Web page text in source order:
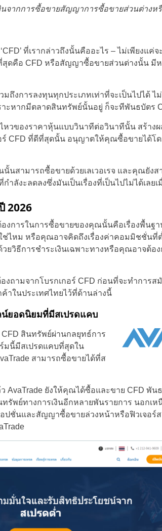
นจากการซื้อขายสัญญาการซื้อขายส่วนต่างห
ที่เรากล่าวถึงนั้นคืออะไร – ไม่เพียงแ
สุดคือ CFD หรือสัญญาซื้อขายส่วนต่างนั้น มี
มถึงการลงทุนทุกประเภทเท่าที่จะเป็นไปได้ ไ
าะหากมีตลาดสินทรัพย์นั้นอยู่ ก็จะทีพันธบัตร
หวของราคาหุ้นแบบวินาทีต่อวินาทีนั้น สร้าง
ร์ CFD ที่ดีที่สุดนั้น อนุญาตให้คุณซื้อขายได้โ
นสามารถซื้อขายด้วยเลเวอเรจ และคุณยัง
งะลดลงซึ่งมันเป็นเรื่องที่เป็นไปไม่ได้เลยเ
2026
องการในการซื้อขายของคุณนั้นคือเรื่องพื้นฐ
ไหม หรือคุณอาจคิดถึงเรื่องค่าคอมมิชชั่นที่
ยวิธีการชำระเงินเฉพาะทางหรือคุณอาจต้อ
ถามจากโบรกเกอร์ CFD ก่อนที่จะทำการส
าในประเทศไทยไว้ที่ด้านล่างนี้
น์ยอดนิยมที่มีสเปรดแคบ
CFD สินทรัพย์ผ่านกลยุทธ์การ
มนี้มีสเปรดแคบที่สุดใน
สามารถซื้อขายได้ที่ส
AvaTrade ยังให้คุณได้ซื้อและขาย CFD พั
พย์ทางการเงินอีกหลายพันรายการ นอกเห
ชั่นและสัญญาซื้อขายล่วงหน้าหรือฟิวเจอร์